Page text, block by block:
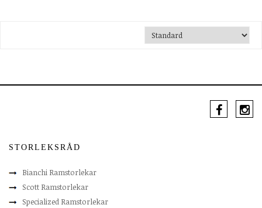
STORLEKSRÅD
Bianchi Ramstorlekar
Scott Ramstorlekar
Specialized Ramstorlekar